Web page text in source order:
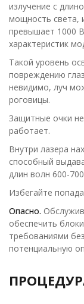
излучение с
мощность света,
превышает 1000
характеристик
Такой уровень
повреждению
невидимо, луч
роговицы.
Защитные очки
работает.
Внутри лазера
способный
длин волн 600-
Избегайте
Опасно.
обеспечить
требованиями
потенциальную